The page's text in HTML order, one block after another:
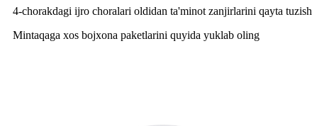
4-chorakdagi ijro choralari oldidan ta'minot zanjirlarini qayta tuzish
Mintaqaga xos bojxona paketlarini quyida yuklab oling